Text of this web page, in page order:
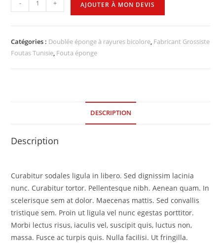
- + AJOUTER À MON DEVIS
Catégories : Doublée éponge à rayures bicolore, Fabricant Grossiste
Foutas Tunisie, Fouta éponge
DESCRIPTION
Description
Curabitur sodales ligula in libero. Sed dignissim lacinia
nunc. Curabitur tortor. Pellentesque nibh. Aenean quam. In
scelerisque sem at dolor. Maecenas mattis. Sed convallis
tristique sem. Proin ut ligula vel nunc egestas porttitor.
Morbi lectus risus, iaculis vel, suscipit quis, luctus non,
massa. Fusce ac turpis quis. Nulla facilisi. Ut fringilla.